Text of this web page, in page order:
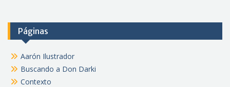
Páginas
Aarón Ilustrador
Buscando a Don Darki
Contexto